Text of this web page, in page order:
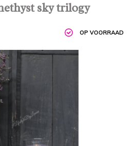
sky trilogy
OP VOORRAAD